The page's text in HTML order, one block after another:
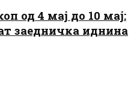
од 4 мај до 10 мај:
заедничка иднина